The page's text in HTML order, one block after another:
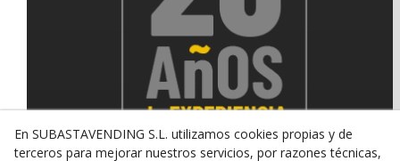
En SUBASTAVENDING S.L. utilizamos cookies propias y de
terceros para mejorar nuestros servicios, por razones técnicas,